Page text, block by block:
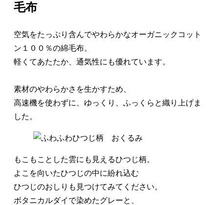
毛布
空気をたっぷり含んでやわらかなオーガニックコット
ン１００％の綿毛布。
軽くてあたたか、通気性にも優れています。
素材のやわらかさを生かすため、
高速機を使わずに、ゆっくり、ふっくらと織り上げま
した。
もこもことした雲にも見えるひつじ柄。
よこを向いたひつじの中に紛れ込む
ひつじのおしりも見つけてみてください。
ボタニカルダイで染めたグレーと、